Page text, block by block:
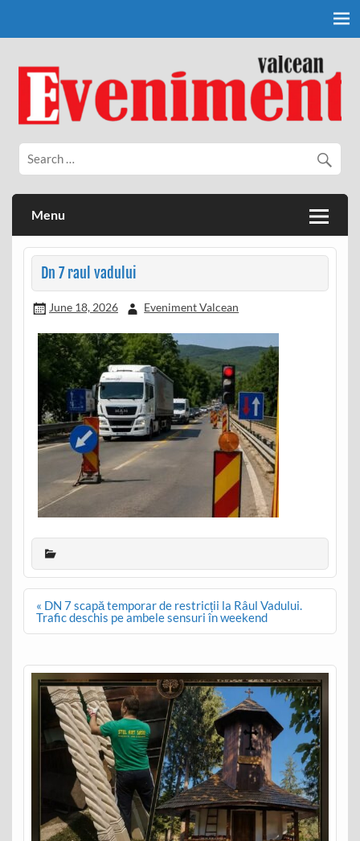
Eveniment Valcean
Menu
Dn 7 raul vadului
June 18, 2026 Eveniment Valcean
Post
navigation
« DN 7 scapă temporar de restricții la Râul Vadului.
Trafic deschis pe ambele sensuri în weekend